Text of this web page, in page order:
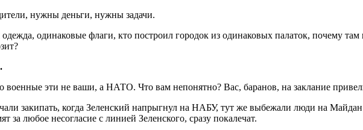
нужны деньги, нужны задачи.
одинаковые флаги, кто построил городок из одинаковых палаток, почему там
военные эти не ваши, а НАТО. Что вам непонятно? Вас, баранов, на заклание
закипать, когда Зеленский напрыгнул на НАБУ, тут же выбежали люди на
любое несогласие с линией Зеленского, сразу покалечат.